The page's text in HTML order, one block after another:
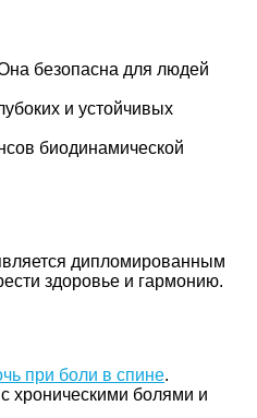
безопасна для людей
и устойчивых
биодинамической
дипломированным
здоровье и гармонию.
при боли в спине.
хроническими болями и